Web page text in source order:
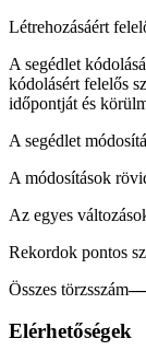
Létrehozásáért
A segédlet
kódolásért felelős
időpontját és
A segédlet
A módosítások
Az egyes
Rekordok pontos
Összes törzsszám—
Elérhetőségek